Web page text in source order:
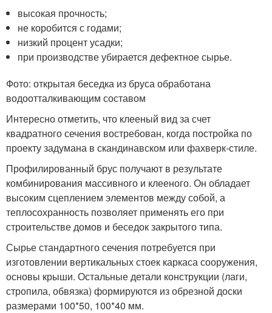
высокая прочность;
не коробится с годами;
низкий процент усадки;
при производстве убирается дефектное сырье.
Фото: открытая беседка из бруса обработана
водоотталкивающим составом
Интересно отметить, что клееный вид за счет
квадратного сечения востребован, когда постройка по
проекту задумана в скандинавском или фахверк-стиле.
Профилированный брус получают в результате
комбинирования массивного и клееного. Он обладает
высоким сцеплением элементов между собой, а
теплосохранность позволяет применять его при
строительстве домов и беседок закрытого типа.
Сырье стандартного сечения потребуется при
изготовлении вертикальных стоек каркаса сооружения,
основы крыши. Остальные детали конструкции (лаги,
стропила, обвязка) формируются из обрезной доски
размерами 100*50, 100*40 мм.